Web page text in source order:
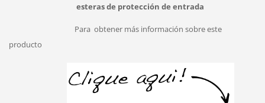
esteras de protección de entrada
Para obtener más información sobre este
producto